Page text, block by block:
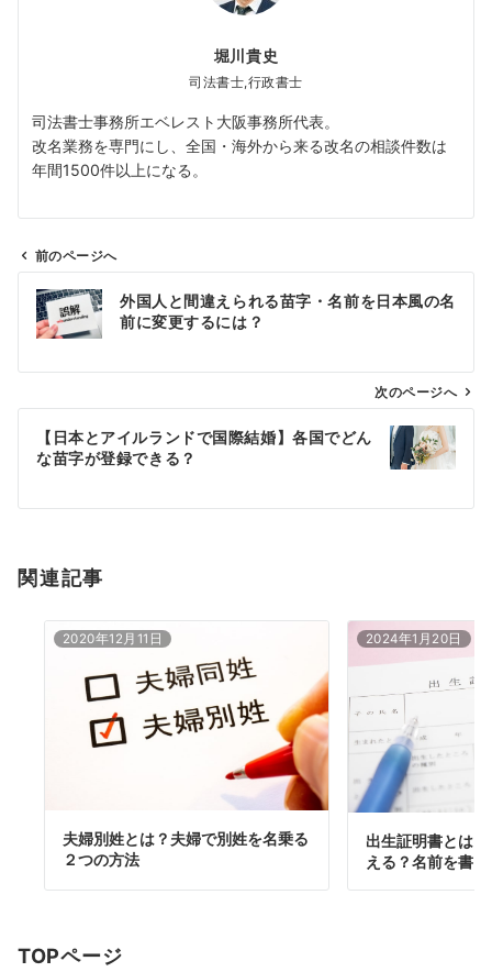
堀川貴史
司法書士,行政書士
司法書士事務所エベレスト大阪事務所代表。
改名業務を専門にし、全国・海外から来る改名の相談件数は
年間1500件以上になる。
ビ
ン
前のページへ
外国人と間違えられる苗字・名前を日本風の名
前に変更するには？
次のページへ
【日本とアイルランドで国際結婚】各国でどん
な苗字が登録できる？
関連記事
2020年12月11日
夫婦別姓とは？夫婦で別姓を名乗る
２つの方法
2024年1月20日
出生証明書とは
える？名前を書
TOPページ